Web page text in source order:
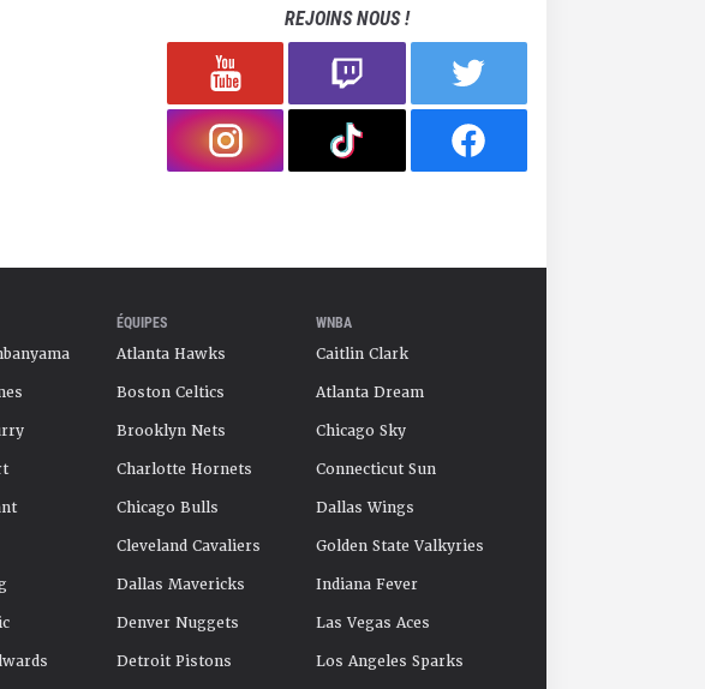
REJOINS NOUS !
ÉQUIPES
Atlanta Hawks
Boston Celtics
Brooklyn Nets
Charlotte Hornets
Chicago Bulls
Cleveland Cavaliers
Dallas Mavericks
Denver Nuggets
Detroit Pistons
WNBA
Caitlin Clark
Atlanta Dream
Chicago Sky
Connecticut Sun
Dallas Wings
Golden State Valkyries
Indiana Fever
Las Vegas Aces
Los Angeles Sparks